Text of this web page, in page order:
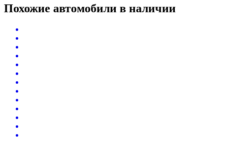
Похожие автомобили в наличии